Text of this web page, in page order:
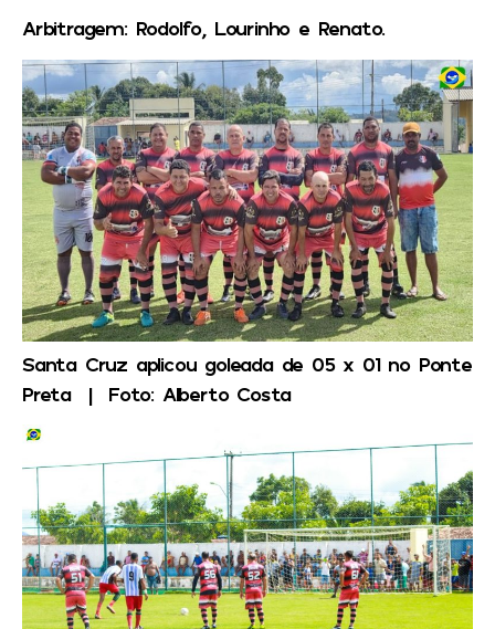
Arbitragem: Rodolfo, Lourinho e Renato.
Santa Cruz aplicou goleada de 05 x 01 no Ponte
Preta | Foto: Alberto Costa